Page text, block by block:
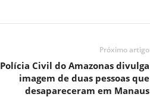
Próximo artigo
Polícia Civil do Amazonas divulga
imagem de duas pessoas que
desapareceram em Manaus